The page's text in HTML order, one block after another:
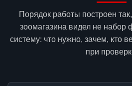
Порядок работы построен
зоомагазина видел не набор
систему: что нужно, зачем, кто
при